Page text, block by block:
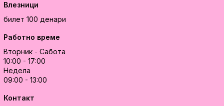
Влезници
билет 100 денари
Работно време
Вторник - Сабота
10:00 - 17:00
Недела
09:00 - 13:00
Контакт